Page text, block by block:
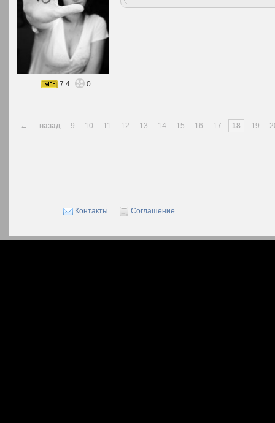
7.4 0
← назад 9 10 11 12 13 14 15 16 17 18 19
Контакты Соглашение